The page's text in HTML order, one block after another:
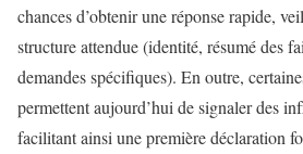
chances d’obtenir une réponse rapide,
structure attendue (identité, résumé des
demandes spécifiques). En outre,
permettent aujourd’hui de signaler des
facilitant ainsi une première déclaration